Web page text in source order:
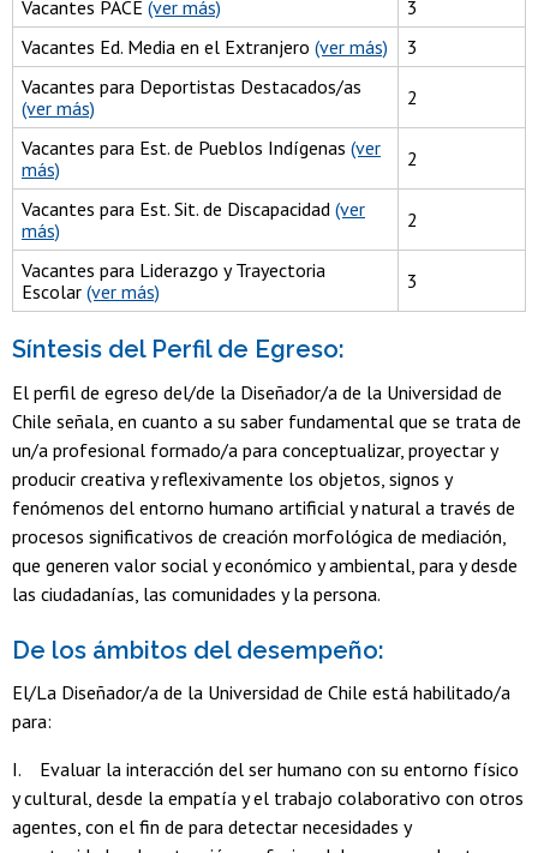
Vacantes PACE (ver más)
3
Vacantes Ed. Media en el Extranjero (ver más)
3
Vacantes para Deportistas Destacados/as
(ver más)
2
Vacantes para Est. de Pueblos Indígenas (ver
más)
2
Vacantes para Est. Sit. de Discapacidad (ver
más)
2
Vacantes para Liderazgo y Trayectoria
Escolar (ver más) 3
Síntesis del Perfil de Egreso:
El perfil de egreso del/de la Diseñador/a de la Universidad de
Chile señala, en cuanto a su saber fundamental que se trata de
un/a profesional formado/a para conceptualizar, proyectar y
producir creativa y reflexivamente los objetos, signos y
fenómenos del entorno humano artificial y natural a través de
procesos significativos de creación morfológica de mediación,
que generen valor social y económico y ambiental, para y desde
las ciudadanías, las comunidades y la persona.
De los ámbitos del desempeño:
El/La Diseñador/a de la Universidad de Chile está habilitado/a
para:
I. Evaluar la interacción del ser humano con su entorno físico
y cultural, desde la empatía y el trabajo colaborativo con otros
agentes, con el fin de para detectar necesidades y